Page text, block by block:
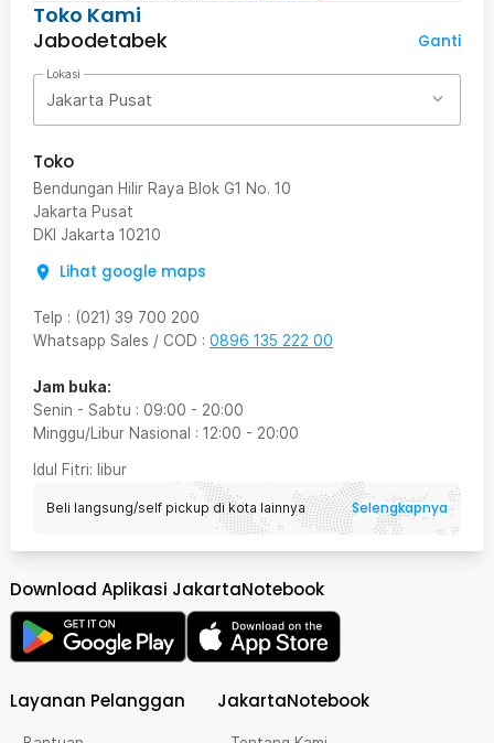
Toko Kami
Jabodetabek
Ganti
Lokasi
Jakarta Pusat
Toko
Bendungan Hilir Raya Blok G1 No. 10
Jakarta Pusat
DKI Jakarta 10210
Lihat google maps
Telp : (021) 39 700 200
Whatsapp Sales / COD : 0896 135 222 00
Jam buka:
Senin - Sabtu : 09:00 - 20:00
Minggu/Libur Nasional : 12:00 - 20:00
Idul Fitri: libur
Beli langsung/self pickup di kota lainnya Selengkapnya
Download Aplikasi JakartaNotebook
Layanan Pelanggan JakartaNotebook